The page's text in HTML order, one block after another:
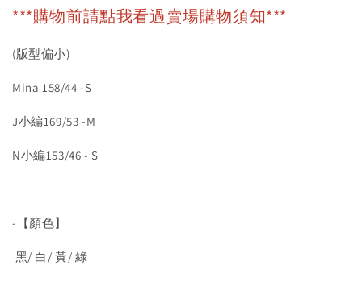
***購物前請點我看過賣場購物須知***
(版型偏小)
Mina 158/44 -S
J小編169/53 -M
N小編153/46 - S
-【顏色】
黑/ 白/ 黃/ 綠